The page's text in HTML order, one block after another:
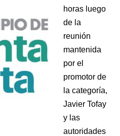
horas luego
de la
reunión
mantenida
por el
promotor de
la categoría,
Javier Tofay
y las
autoridades